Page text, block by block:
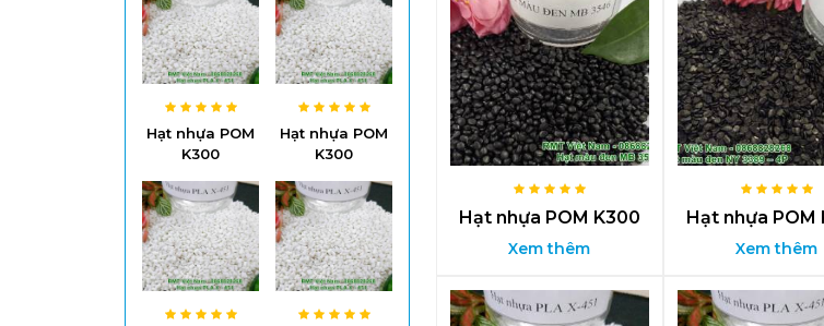
Hạt nhựa POM
K300
Hạt nhựa POM
K300
Hạt nhựa POM K300
Xem thêm
Hạt nhựa POM
Xem thêm